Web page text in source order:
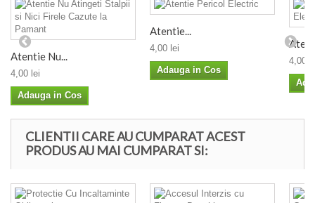
Atentie Nu...
4,00 lei
Adauga in Cos
Atentie...
4,00 lei
Adauga in Cos
4,00
CLIENTII CARE AU CUMPARAT ACEST
PRODUS AU MAI CUMPARAT SI: